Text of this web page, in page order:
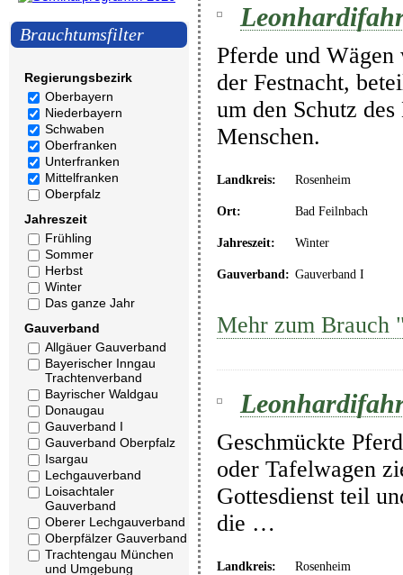
Brauchtumsfilter
Regierungsbezirk
Oberbayern
Niederbayern
Schwaben
Oberfranken
Unterfranken
Mittelfranken
Oberpfalz
Jahreszeit
Frühling
Sommer
Herbst
Winter
Das ganze Jahr
Gauverband
Allgäuer Gauverband
Bayerischer Inngau
Trachtenverband
Bayrischer Waldgau
Donaugau
Gauverband I
Gauverband Oberpfalz
Isargau
Lechgauverband
Loisachtaler
Gauverband
Oberer Lechgauverband
Oberpfälzer Gauverband
Trachtengau München
und Umgebung
Pferde und
der Festnacht,
um den Schutz
Menschen.
Landkreis: Rosenheim
Ort: Bad Feilnbach
Jahreszeit: Winter
Gauverband: Gauverband I
Mehr zum Brauch
Geschmückte
oder Tafelwagen
Gottesdienst teil
die …
Landkreis: Rosenheim